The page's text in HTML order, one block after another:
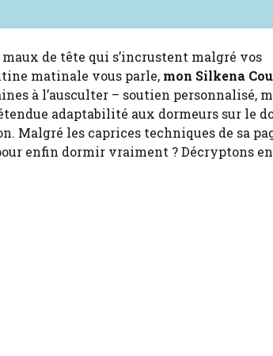
de tête qui s’incrustent malgré vos
matinale vous parle, mon Silkena
à l’ausculter – soutien personnalisé,
adaptabilité aux dormeurs sur le
Malgré les caprices techniques de sa
enfin dormir vraiment ? Décryptons